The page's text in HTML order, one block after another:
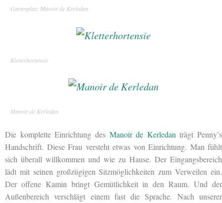
Gartenplatz Manoir de Kerledan
Kletterhortensie
Manoir de Kerledan
Die komplette Einrichtung des Manoir de Kerledan trägt Penny’s
Handschrift. Diese Frau versteht etwas von Einrichtung. Man fühlt
sich überall willkommen und wie zu Hause. Der Eingangsbereich
lädt mit seinen großzügigen Sitzmöglichkeiten zum Verweilen ein.
Der offene Kamin bringt Gemütlichkeit in den Raum. Und der
Außenbereich verschlägt einem fast die Sprache. Nach unserer